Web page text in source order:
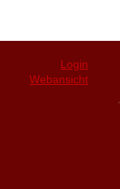
Login
Webansicht